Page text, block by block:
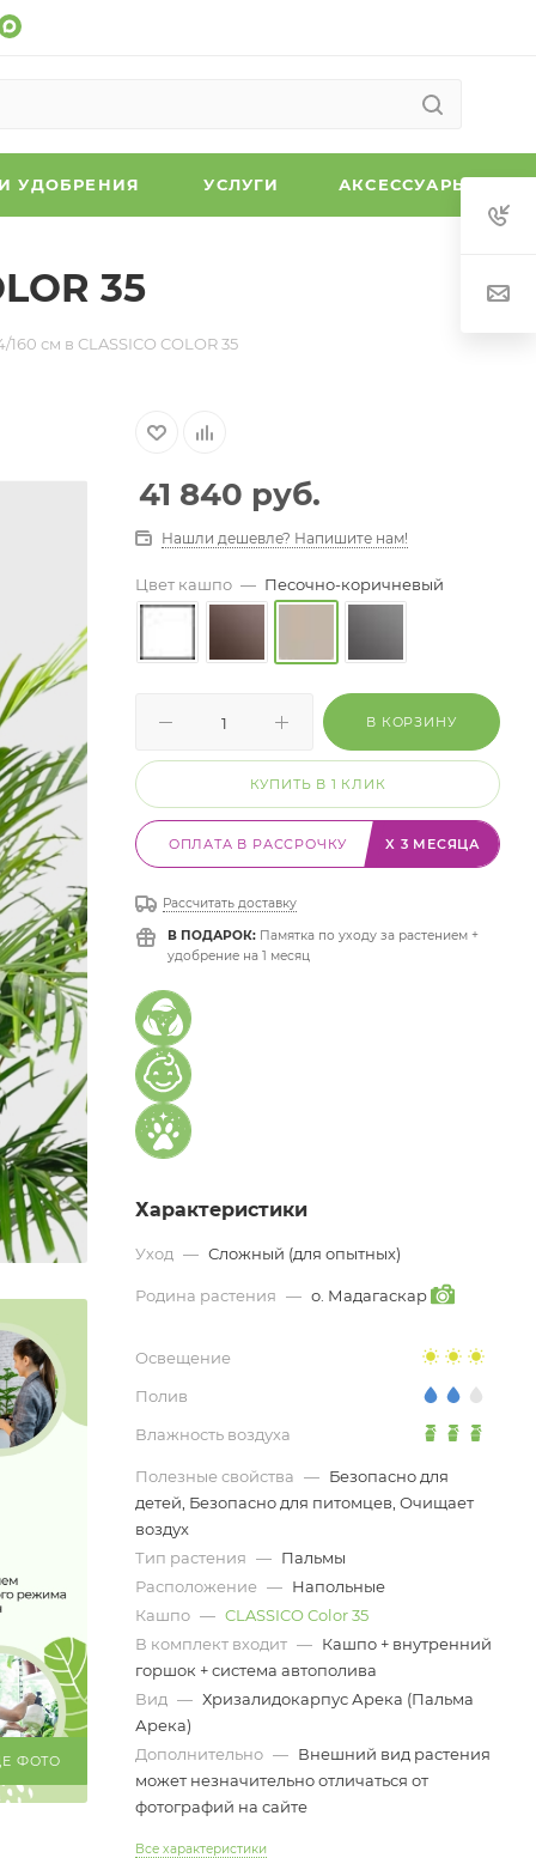
УДОБРЕНИЯ УСЛУГИ АКСЕССУАРЫ
35
см в CLASSICO COLOR 35
ФОТО
41 840 руб.
Нашли дешевле? Напишите нам!
Цвет кашпо — Песочно-коричневый
В КОРЗИНУ
КУПИТЬ В 1 КЛИК
ОПЛАТА В РАССРОЧКУ X 3 МЕСЯЦА
Рассчитать доставку
В ПОДАРОК: Памятка по уходу за растением +
удобрение на 1 месяц
Характеристики
Уход — Сложный (для опытных)
Родина растения — о. Мадагаскар
Освещение
Полив
Влажность воздуха
Полезные свойства — Безопасно для
детей, Безопасно для питомцев, Очищает
воздух
Тип растения — Пальмы
Расположение — Напольные
Кашпо — CLASSICO Color 35
В комплект входит — Кашпо + внутренний
горшок + система автополива
Вид — Хризалидокарпус Арека (Пальма
Арека)
Дополнительно — Внешний вид растения
может незначительно отличаться от
фотографий на сайте
Все характеристики